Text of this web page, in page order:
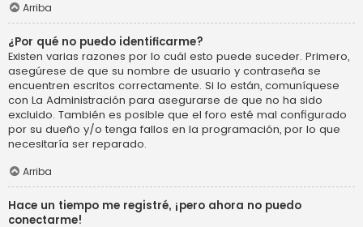
Arriba
¿Por qué no puedo identificarme?
Existen varias razones por lo cuál esto puede suceder. Primero,
asegúrese de que su nombre de usuario y contraseña se
encuentren escritos correctamente. Si lo están, comuníquese
con La Administración para asegurarse de que no ha sido
excluido. También es posible que el foro esté mal configurado
por su dueño y/o tenga fallos en la programación, por lo que
necesitaría ser reparado.
Arriba
Hace un tiempo me registré, ¡pero ahora no puedo
conectarme!